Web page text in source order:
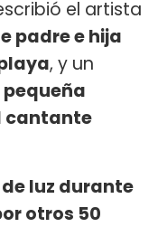
el artista
padre e hija
, y un
cantante
luz durante
otros 50